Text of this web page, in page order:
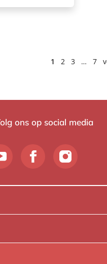
1 2 3 … 7
ons op social media